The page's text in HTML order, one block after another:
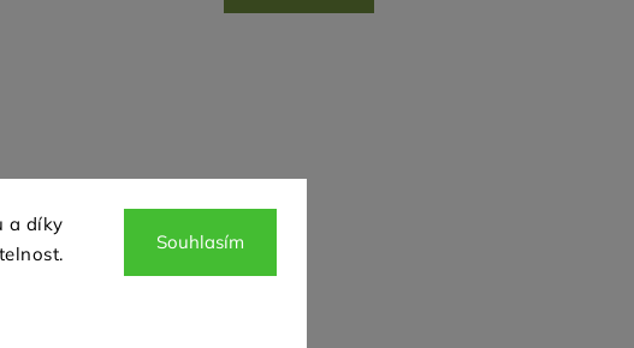
a díky
Souhlasím